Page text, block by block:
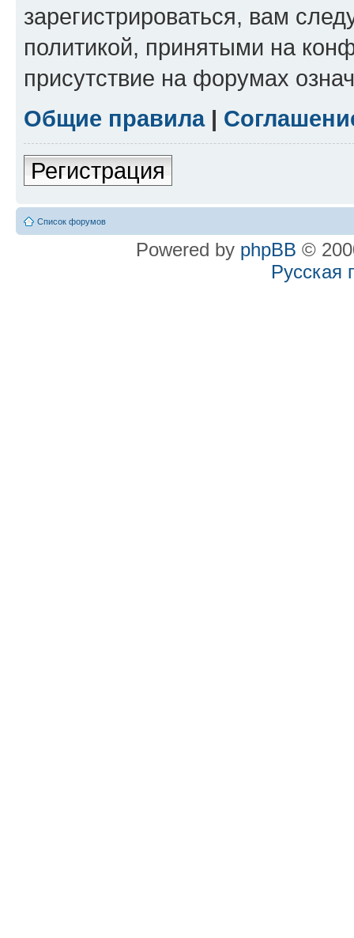
зарегистрироваться, вам
политикой, принятыми на
присутствие на форумах
Общие правила|
Регистрация
Список форумов
Powered by phpBB ©
Русская